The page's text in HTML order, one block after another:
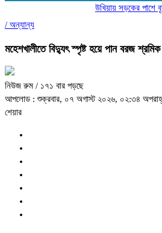
উখিয়ায় সড়কের পাশে
/ অন্যান্য
মহেশখালীতে বিদ্যুৎ স্পৃষ্ট হয়ে পান বরজ
নিউজ রুম / ১৭১ বার পড়ছে
আপলোড : শুক্রবার, ০৭ অগাস্ট ২০২৬, ০২:৩৪
শেয়ার